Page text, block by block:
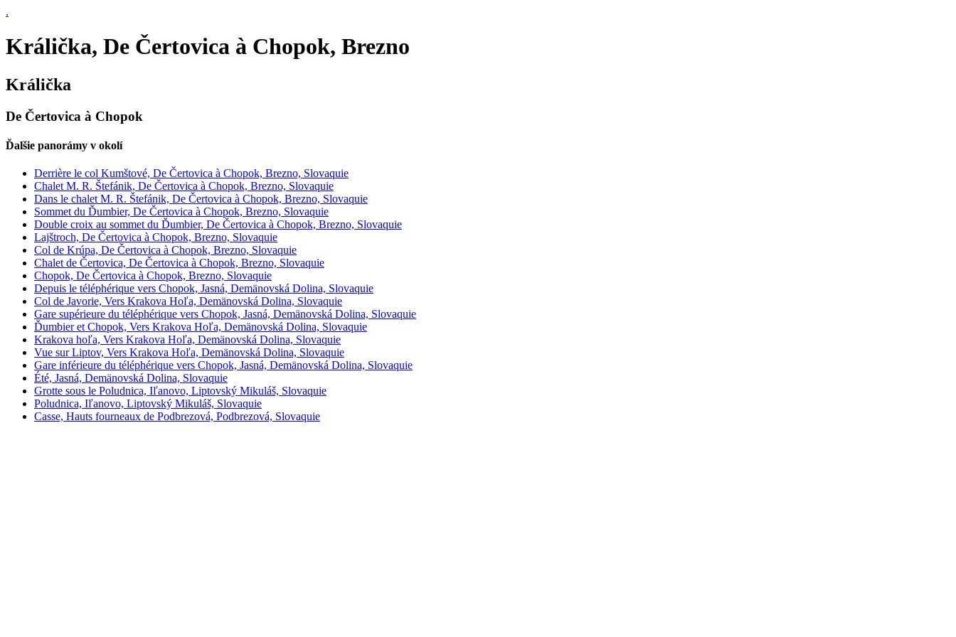
.
Králička, De Čertovica à Chopok, Brezno
Králička
De Čertovica à Chopok
Ďalšie panorámy v okolí
Derrière le col Kumštové, De Čertovica à Chopok, Brezno, Slovaquie
Chalet M. R. Štefánik, De Čertovica à Chopok, Brezno, Slovaquie
Dans le chalet M. R. Štefánik, De Čertovica à Chopok, Brezno, Slovaquie
Sommet du Ďumbier, De Čertovica à Chopok, Brezno, Slovaquie
Double croix au sommet du Ďumbier, De Čertovica à Chopok, Brezno, Slovaquie
Lajštroch, De Čertovica à Chopok, Brezno, Slovaquie
Col de Krúpa, De Čertovica à Chopok, Brezno, Slovaquie
Chalet de Čertovica, De Čertovica à Chopok, Brezno, Slovaquie
Chopok, De Čertovica à Chopok, Brezno, Slovaquie
Depuis le téléphérique vers Chopok, Jasná, Demänovská Dolina, Slovaquie
Col de Javorie, Vers Krakova Hoľa, Demänovská Dolina, Slovaquie
Gare supérieure du téléphérique vers Chopok, Jasná, Demänovská Dolina, Slovaquie
Ďumbier et Chopok, Vers Krakova Hoľa, Demänovská Dolina, Slovaquie
Krakova hoľa, Vers Krakova Hoľa, Demänovská Dolina, Slovaquie
Vue sur Liptov, Vers Krakova Hoľa, Demänovská Dolina, Slovaquie
Gare inférieure du téléphérique vers Chopok, Jasná, Demänovská Dolina, Slovaquie
Été, Jasná, Demänovská Dolina, Slovaquie
Grotte sous le Poludnica, Iľanovo, Liptovský Mikuláš, Slovaquie
Poludnica, Iľanovo, Liptovský Mikuláš, Slovaquie
Casse, Hauts fourneaux de Podbrezová, Podbrezová, Slovaquie